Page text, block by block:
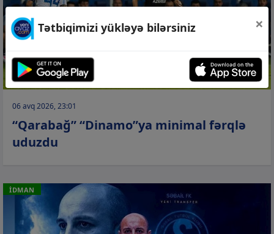
06 avq 2026, 23:01
“Qarabağ” “Dinamo”ya minimal fərqlə
uduzdu
İDMAN
Tətbiqimizi yükləyə bilərsiniz ×